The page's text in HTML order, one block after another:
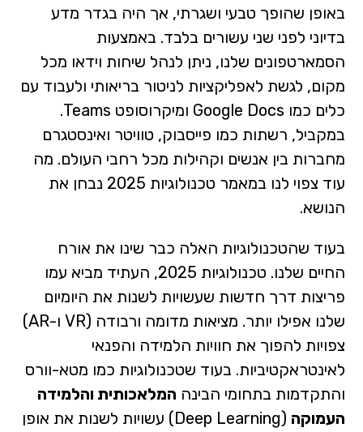
באופן שהופך טבעי ושגרתי, אך היה בגדר מדע
בדיוני לפני שני עשורים בלבד. באמצעות
הסמארטפונים שלנו, ניתן לנהל שיחות וידאו מכל
מקום, לגשת לאפליקציות לניטור בריאותי ולעבוד עם
כלים כמו Google Docs ומיקרוסופט Teams.
במקביל, רשתות כמו פייסבוק, טוויטר ואינסטגרם
מחברות בין אנשים וקהילות מכל רחבי העולם. מה
עוד צפוי לנו במאמר טכנולוגיות 2025 נבחן את
הנושא.
בעוד שהטכנולוגיות האלה כבר שינו את אורח
החיים שלנו. טכנולוגיות 2025, העתיד מביא עמו
פריצות דרך חדשות שעשויות לשנות את היומיום
שלנו אפילו יותר. מציאות מדומה ורבודה (VR ו-AR)
צפויות להפוך את חוויות הלמידה והפנאי
לאינטראקטיביות. בעוד שטכנולוגיות כמו מטא-וורס
והתקדמות בתחומי הבינה המלאכותית והלמידה
העמוקה
(Deep Learning) עשויות לשנות את אופן